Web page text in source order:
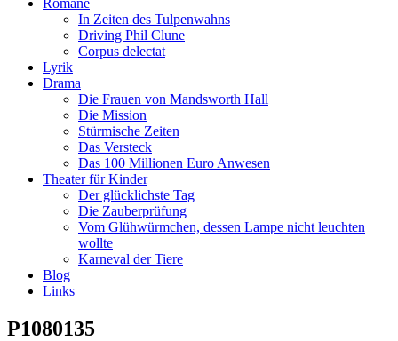
Romane
In Zeiten des Tulpenwahns
Driving Phil Clune
Corpus delectat
Lyrik
Drama
Die Frauen von Mandsworth Hall
Die Mission
Stürmische Zeiten
Das Versteck
Das 100 Millionen Euro Anwesen
Theater für Kinder
Der glücklichste Tag
Die Zauberprüfung
Vom Glühwürmchen, dessen Lampe nicht leuchten
wollte
Karneval der Tiere
Blog
Links
P1080135